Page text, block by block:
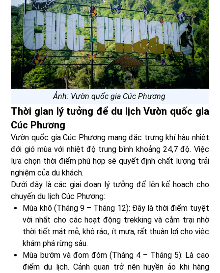
Ảnh: Vườn quốc gia Cúc Phương
Thời gian lý tưởng để du lịch Vườn quốc gia
Cúc Phương
Vườn quốc gia Cúc Phương mang đặc trưng khí hậu nhiệt
đới gió mùa với nhiệt độ trung bình khoảng 24,7 độ. Việc
lựa chọn thời điểm phù hợp sẽ quyết định chất lượng trải
nghiệm của du khách.
Dưới đây là các giai đoạn lý tưởng để lên kế hoạch cho
chuyến du lịch Cúc Phương:
Mùa khô (Tháng 9 – Tháng 12): Đây là thời điểm tuyệt
vời nhất cho các hoạt động trekking và cắm trại nhờ
thời tiết mát mẻ, khô ráo, ít mưa, rất thuận lợi cho việc
khám phá rừng sâu.
Mùa bướm và đom đóm (Tháng 4 – Tháng 5): Là cao
điểm du lịch. Cảnh quan trở nên huyền ảo khi hàng